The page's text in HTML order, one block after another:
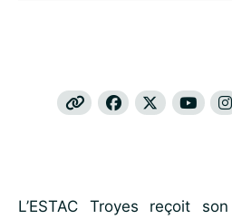
L’ESTAC Troyes reçoit